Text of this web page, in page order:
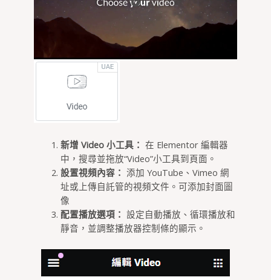
新增 Video 小工具： 在 Elementor 編輯器
中，搜尋並拖放“Video”小工具到頁面。
設置視頻內容： 添加 YouTube、Vimeo 網
址或上傳自託管的視頻文件。可添加封面圖
像
配置播放選項： 設定自動播放、循環播放和
靜音，並調整播放器控制條的顯示。